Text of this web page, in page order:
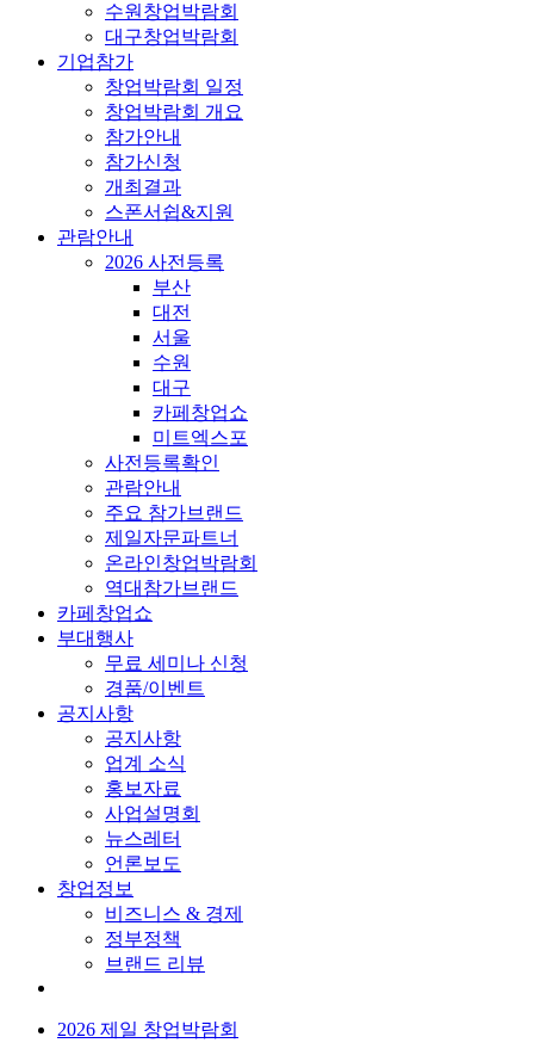
수원창업박람회
대구창업박람회
기업참가
창업박람회 일정
창업박람회 개요
참가안내
참가신청
개최결과
스폰서쉽&지원
관람안내
2026 사전등록
부산
대전
서울
수원
대구
카페창업쇼
미트엑스포
사전등록확인
관람안내
주요 참가브랜드
제일자문파트너
온라인창업박람회
역대참가브랜드
카페창업쇼
부대행사
무료 세미나 신청
경품/이벤트
공지사항
공지사항
업계 소식
홍보자료
사업설명회
뉴스레터
언론보도
창업정보
비즈니스 & 경제
정부정책
브랜드 리뷰
2026 제일 창업박람회